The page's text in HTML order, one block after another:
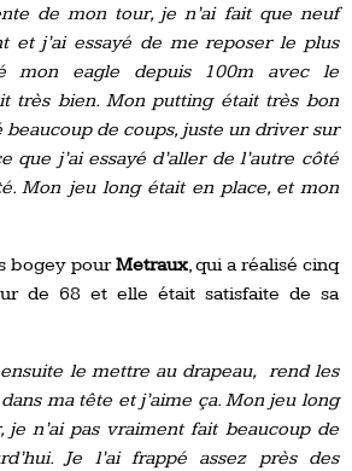
de mon tour, je n’ai fait que neuf
et j’ai essayé de me reposer le plus
mon eagle depuis 100m avec le
très bien. Mon putting était très bon
beaucoup de coups, juste un driver sur
que j’ai essayé d’aller de l’autre côté
Mon jeu long était en place, et mon
bogey pourMetraux, qui a réalisé cinq
de 68 et elle était satisfaite de sa
le mettre au drapeau, rend les
ma tête et j’aime ça. Mon jeu long
je n’ai pas vraiment fait beaucoup de
Je l’ai frappé assez près des